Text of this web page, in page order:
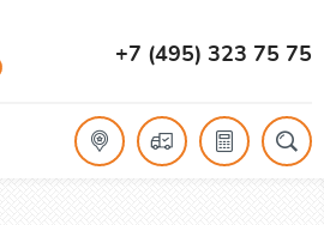
+7 (495) 323 75 75